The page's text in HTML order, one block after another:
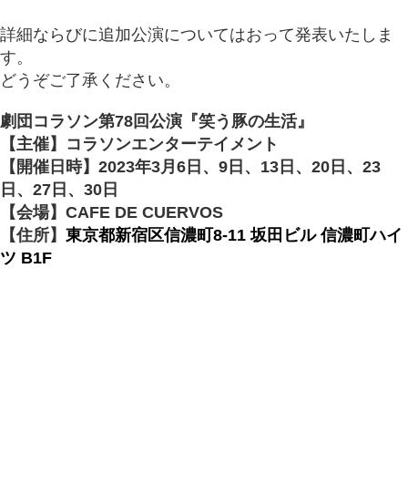
詳細ならびに追加公演についてはおって発表いたしま
す。
どうぞご了承ください。
劇団コラソン第78回公演『笑う豚の生活』
【主催】コラソンエンターテイメント
【開催日時】2023年3月6日、9日、13日、20日、23
日、27日、30日
【会場】CAFE DE CUERVOS
【住所】 東京都新宿区信濃町8-11 坂田ビル 信濃町ハイ
ツ B1F